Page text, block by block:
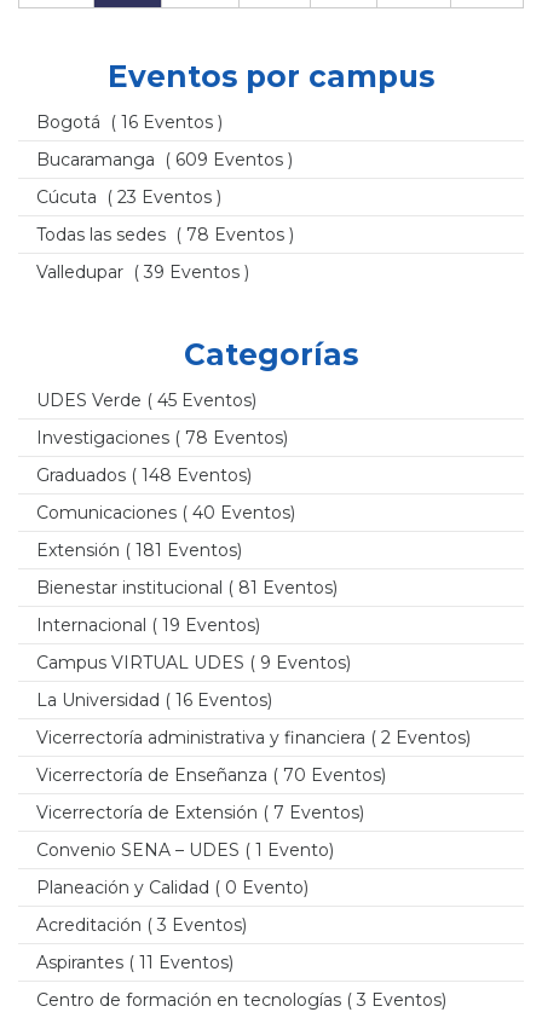
Eventos por campus
Bogotá
( 16 Eventos )
Bucaramanga
( 609 Eventos )
Cúcuta
( 23 Eventos )
Todas las sedes ( 78 Eventos )
Valledupar ( 39 Eventos )
Categorías
UDES Verde ( 45 Eventos)
Investigaciones ( 78 Eventos)
Graduados ( 148 Eventos)
Comunicaciones ( 40 Eventos)
Extensión ( 181 Eventos)
Bienestar institucional ( 81 Eventos)
Internacional ( 19 Eventos)
Campus VIRTUAL UDES ( 9 Eventos)
La Universidad ( 16 Eventos)
Vicerrectoría administrativa y financiera ( 2 Eventos)
Vicerrectoría de Enseñanza ( 70 Eventos)
Vicerrectoría de Extensión ( 7 Eventos)
Convenio SENA – UDES ( 1 Evento)
Planeación y Calidad ( 0 Evento)
Acreditación ( 3 Eventos)
Aspirantes ( 11 Eventos)
Centro de formación en tecnologías ( 3 Eventos)